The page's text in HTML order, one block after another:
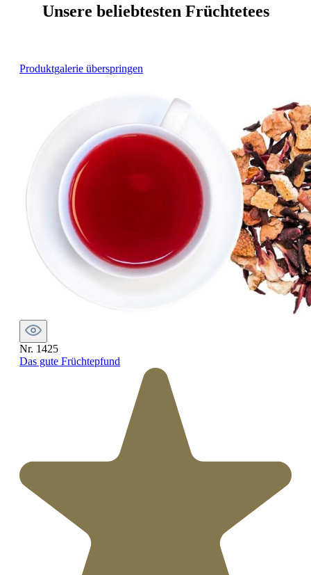
Unsere beliebtesten Früchtetees
Produktgalerie überspringen
Nr. 1425
Das gute Früchtepfund